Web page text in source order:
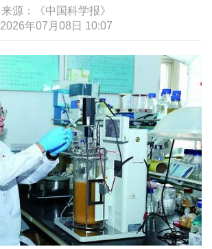
来源：《中国科学报》
2026年07月08日 10:07